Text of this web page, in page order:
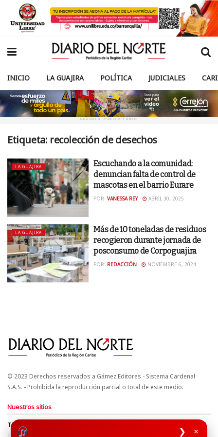
❯ ×
INICIO LA GUAJIRA POLÍTICA JUDICIALES
ANUNCIO PUBLICITARIO
Etiqueta: recolección de desechos
LA GUAJIRA
Escuchando a la comunidad:
denuncian falta de control de
mascotas en el barrio Eurare
POR: VANESSA REY ABRIL 30, 2025
LA GUAJIRA
Más de 10 toneladas de residuos
recogieron durante jornada de
posconsumo de Corpoguajira
POR: REDACCIÓN NOVIEMBRE 6, 2024
© 2023 Derechos reservados a Gámez Editores - Sistema Cardenal
S.A.S. - Prohibida la reproducción parcial o total de este medio.
Nuestros sitios
Términos y Condiciones
Derechos de Autor y Propiedad Intelectual